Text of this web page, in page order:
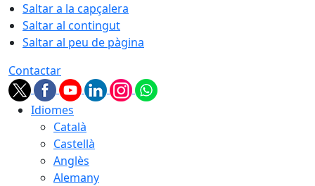
Saltar a la capçalera
Saltar al contingut
Saltar al peu de pàgina
Contactar
Idiomes
Català
Castellà
Anglès
Alemany